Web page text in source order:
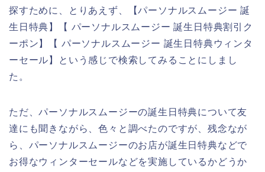
探すために、とりあえず、【パーソナルスムージー 誕
生日特典】【 パーソナルスムージー 誕生日特典割引ク
ーポン】【 パーソナルスムージー 誕生日特典ウィンタ
ーセール】という感じで検索してみることにしまし
た。
ただ、パーソナルスムージーの誕生日特典について友
達にも聞きながら、色々と調べたのですが、残念なが
ら、パーソナルスムージーのお店が誕生日特典などで
お得なウィンターセールなどを実施しているかどうか